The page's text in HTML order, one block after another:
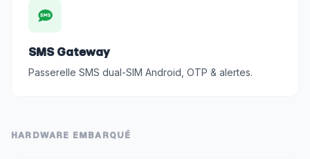
SMS Gateway
Passerelle SMS dual-SIM Android, OTP & alertes.
HARDWARE EMBARQUÉ